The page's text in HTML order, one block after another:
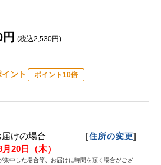
(税込2,530円)
ント ポイント10倍
届けの場合 [住所の変更]
20日（木）
集中した場合等、お届けに時間を頂く場合がござ